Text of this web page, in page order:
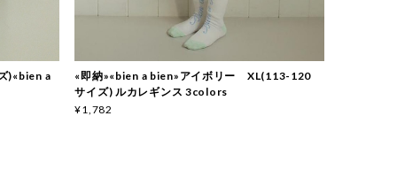
)«bien a
«即納»«bien a bien»アイボリー XL(113-120
サイズ) ルカレギンス 3colors
¥1,782